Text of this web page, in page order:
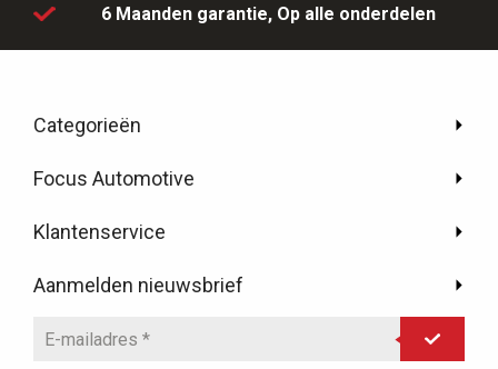
6 Maanden garantie, Op alle onderdelen
Categorieën
Focus Automotive
Klantenservice
Aanmelden nieuwsbrief